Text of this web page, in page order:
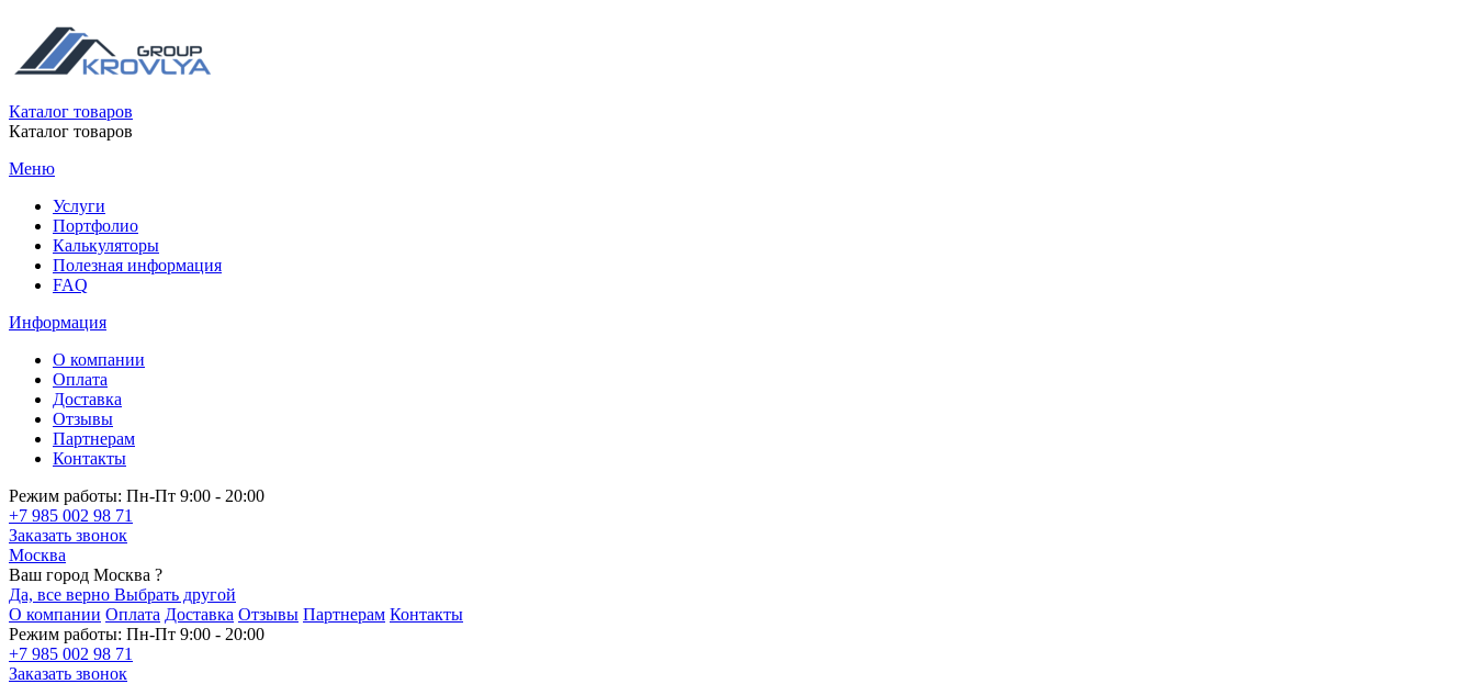
Каталог товаров
Каталог товаров
Меню
Услуги
Портфолио
Калькуляторы
Полезная информация
FAQ
Информация
О компании
Оплата
Доставка
Отзывы
Партнерам
Контакты
Режим работы: Пн-Пт 9:00 - 20:00
+7 985 002 98 71
Заказать звонок
Москва
Ваш город Москва ?
Да, все верно Выбрать другой
О компании Оплата Доставка Отзывы Партнерам Контакты
Режим работы: Пн-Пт 9:00 - 20:00
+7 985 002 98 71
Заказать звонок